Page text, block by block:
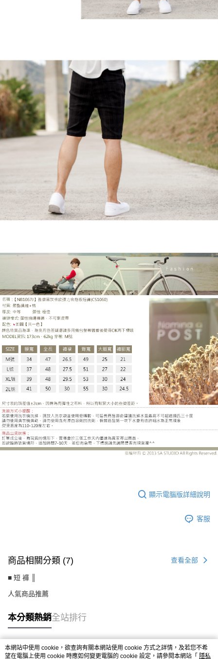
顯示電腦版詳細說明
客服
商品相關分類 (7) 查看全部
■ 短 褲 ║
人氣商品推薦
本分類熱銷全站排行
熱門標籤
本網站中使用 cookie，欲查詢有關本網站使用 cookie 方式之詳情，及若您不希
望在電腦上使用 cookie 時應如何變更電腦的 cookie 設定，請參閱本網站「 隱私